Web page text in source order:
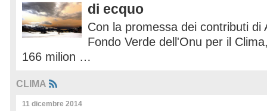
di ecquo
Con la promessa dei contributi di
Fondo Verde dell'Onu per il
166 milion …
CLIMA
11 dicembre 2014